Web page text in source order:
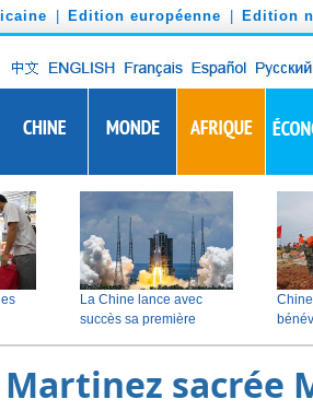
Edition européenne Edition
sacrée